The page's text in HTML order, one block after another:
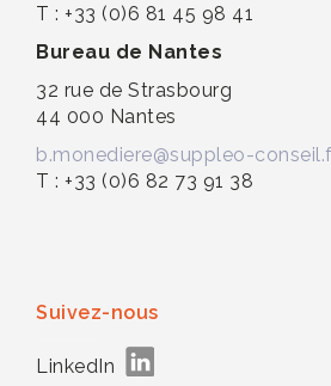
T : +33 (0)6 81 45 98 41
Bureau de Nantes
32 rue de Strasbourg
44 000 Nantes
b.monediere@suppleo-
T : +33 (0)6 82 73 91 38
Suivez-nous
LinkedIn